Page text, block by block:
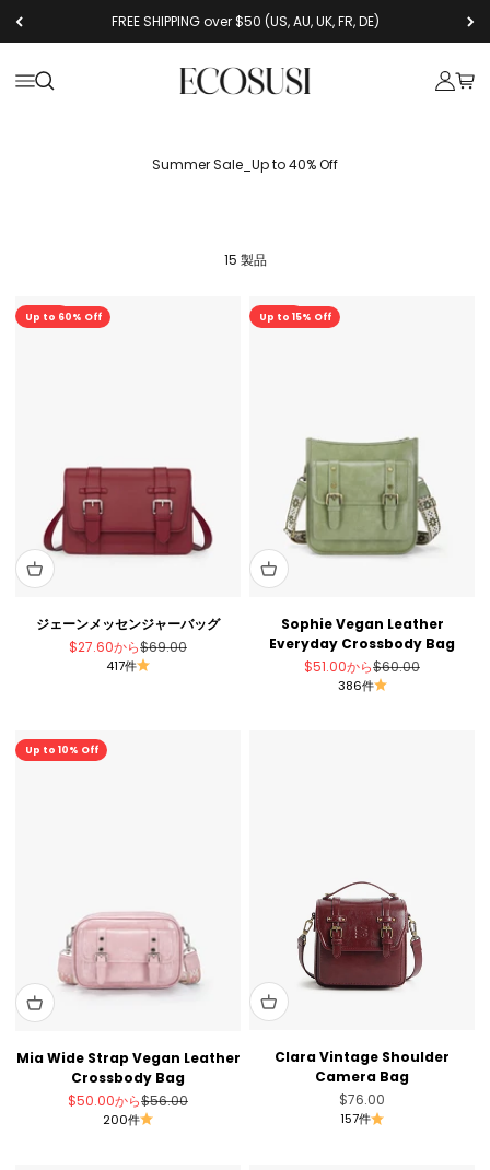
FREE SHIPPING over $50 (US, AU, UK, FR, DE)
メニューを開く
検索を開く Ecosusi アカウ
カー
Summer Sale_Up to 40% Off
15 製品
Up to 60% Off
セール
ジェーンメッセンジャーバッグ
セール価格
$27.60から通常価格
$69.00
417件
Up to 15% Off
セール
Sophie Vegan Leather
Everyday Crossbody Bag
セール価格
$51.00から通常価格
$60.00
386件
Up to 10% Off
セール
Mia Wide Strap Vegan Leather
Crossbody Bag
セール価格
$50.00から通常価格
$56.00
200件
Clara Vintage Shoulder
Camera Bag
セール価格
$76.00
157件